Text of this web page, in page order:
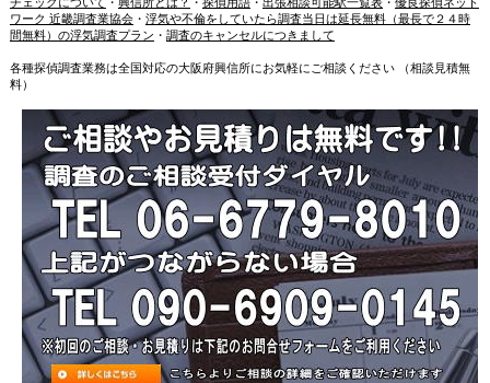
ワーク 近畿調査業協会・ 浮気や不倫をしていたら調査当日は延長無料（最長で２４時
間無料）の浮気調査プラン ・ 調査のキャンセルにつきまして
各種探偵調査業務は全国対応の大阪府興信所にお気軽にご相談ください （相談見積無
料）